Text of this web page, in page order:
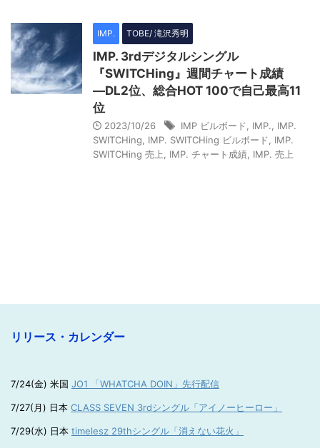
IMP. TOBE/ 滝沢秀明
IMP. 3rdデジタルシングル
『SWITCHing』週間チャート成績
―DL2位、総合HOT 100で自己最高11
位
2023/10/26 IMP ビルボード IMP.
IMP.
SWITCHing
IMP. SWITCHing ビルボード
IMP.
SWITCHing 売上
IMP. チャート成績 IMP. 売上
リリース・カレンダー
7/24(金) 米国 JO1 「WHATCHA DOIN」先行配信
7/27(月) 日本 CLASS SEVEN 3rdシングル「アイノーヒーロー」
7/29(水) 日本 timelesz 29thシングル「消えない花火」